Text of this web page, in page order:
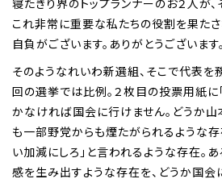
これ非常に重要な私たちの役割を果た
自負がございます。ありがとうございます。
そのようなれいわ新選組、そこで代表を
回の選挙では比例。２枚目の投票用紙に
かなければ国会に行けません。どうか山
も一部野党からも煙たがられるような存
い加減にしろ」と言われるような存在。
感を生み出すような存在を、どうか国会